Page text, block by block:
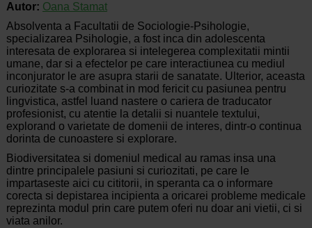
Autor: Oana Stamat
Absolventa a Facultatii de Sociologie-Psihologie,
specializarea Psihologie, a fost inca din adolescenta
interesata de explorarea si intelegerea complexitatii mintii
umane, dar si a efectelor pe care interactiunea cu mediul
inconjurator le are asupra starii de sanatate. Ulterior, aceasta
curiozitate s-a combinat in mod fericit cu pasiunea pentru
lingvistica, astfel luand nastere o cariera de traducator
profesionist, cu atentie la detalii si nuantele textului,
explorand o varietate de domenii de interes, dintr-o continua
dorinta de cunoastere si explorare.
Biodiversitatea si domeniul medical au ramas insa una
dintre principalele pasiuni si curiozitati, pe care le
impartaseste aici cu cititorii, in speranta ca o informare
corecta si depistarea incipienta a oricarei probleme medicale
reprezinta modul prin care putem oferi nu doar ani vietii, ci si
viata anilor.